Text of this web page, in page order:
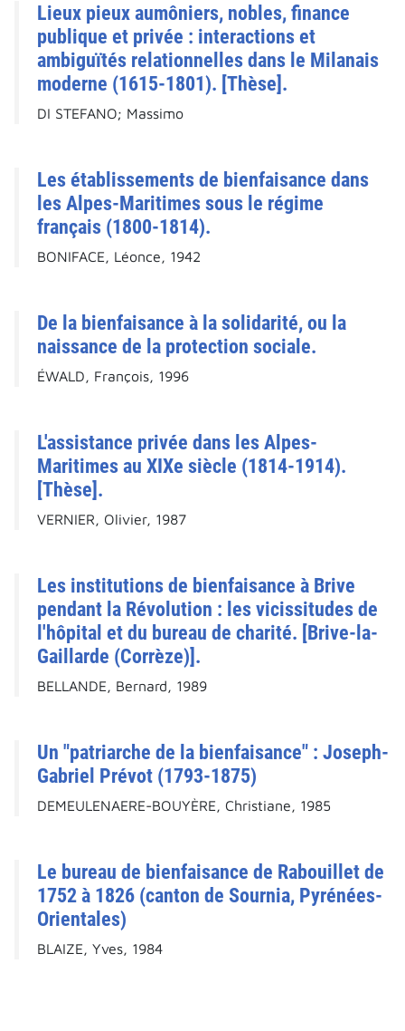
Lieux pieux aumôniers, nobles, finance
publique et privée : interactions et
ambiguïtés relationnelles dans le Milanais
moderne (1615-1801). [Thèse].
DI STEFANO; Massimo
Les établissements de bienfaisance dans
les Alpes-Maritimes sous le régime
français (1800-1814).
BONIFACE, Léonce, 1942
De la bienfaisance à la solidarité, ou la
naissance de la protection sociale.
ÉWALD, François, 1996
L'assistance privée dans les Alpes-
Maritimes au XIXe siècle (1814-1914).
[Thèse].
VERNIER, Olivier, 1987
Les institutions de bienfaisance à Brive
pendant la Révolution : les vicissitudes de
l'hôpital et du bureau de charité. [Brive-la-
Gaillarde (Corrèze)].
BELLANDE, Bernard, 1989
Un "patriarche de la bienfaisance" : Joseph-
Gabriel Prévot (1793-1875)
DEMEULENAERE-BOUYÈRE, Christiane, 1985
Le bureau de bienfaisance de Rabouillet de
1752 à 1826 (canton de Sournia, Pyrénées-
Orientales)
BLAIZE, Yves, 1984